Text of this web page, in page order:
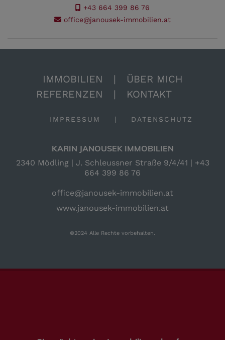
+43 664 399 86 76
office@janousek-immobilien.at
IMMOBILIEN |
ÜBER MICH
REFERENZEN | KONTAKT
IMPRESSUM | DATENSCHUTZ
KARIN JANOUSEK IMMOBILIEN
2340 Mödling | J. Schleussner Straße 9/4/41 | +43
664 399 86 76
office@janousek-immobilien.at
www.janousek-immobilien.at
©2024 Alle Rechte vorbehalten.